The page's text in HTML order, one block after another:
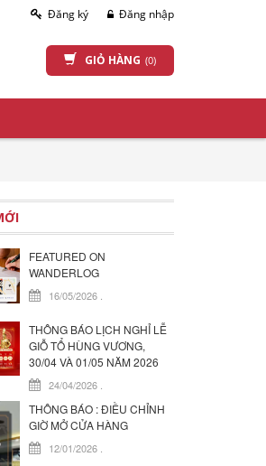
Đăng ký Đăng nhập
GIỎ HÀNG (0)
FEATURED ON
WANDERLOG
16/05/2026
THÔNG BÁO LỊCH NGHỈ LỄ
GIỖ TỔ HÙNG VƯƠNG,
30/04 VÀ 01/05 NĂM 2026
24/04/2026
THÔNG BÁO : ĐIỀU CHỈNH
GIỜ MỞ CỬA HÀNG
12/01/2026